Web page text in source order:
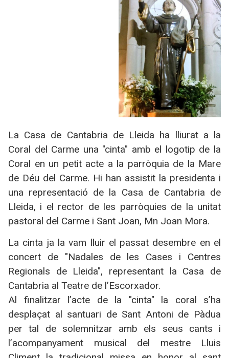
La Casa de Cantabria de Lleida ha lliurat a la
Coral del Carme una "cinta" amb el logotip de la
Coral en un petit acte a la parròquia de la Mare
de Déu del Carme. Hi han assistit la presidenta i
una representació de la Casa de Cantabria de
Lleida, i el rector de les parròquies de la unitat
pastoral del Carme i Sant Joan, Mn Joan Mora.
La cinta ja la vam lluir el passat desembre en el
concert de "Nadales de les Cases i Centres
Regionals de Lleida", representant la Casa de
Cantabria al Teatre de l’Escorxador.
Al finalitzar l’acte de la "cinta" la coral s’ha
desplaçat al santuari de Sant Antoni de Pàdua
per tal de solemnitzar amb els seus cants i
l’acompanyament musical del mestre Lluis